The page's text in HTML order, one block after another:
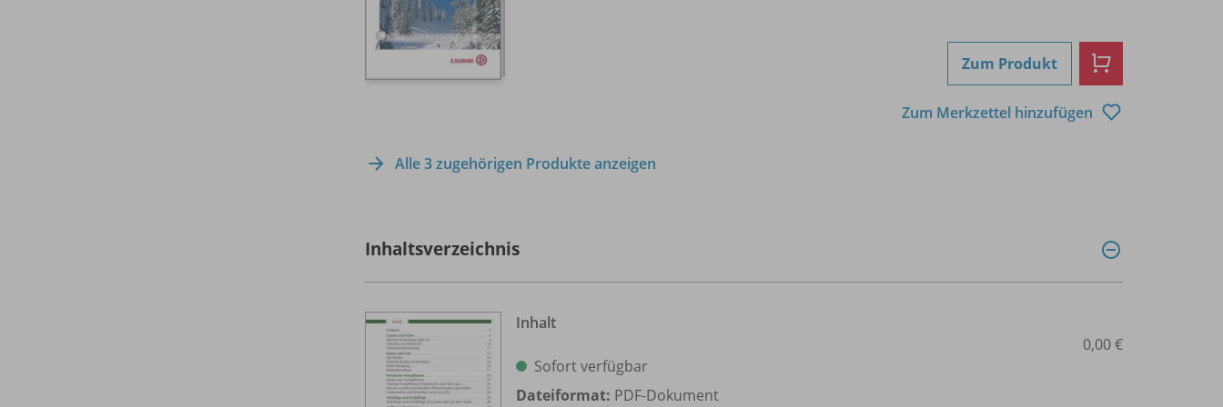
Zum Produkt
Zum Merkzettel hinzufügen
Alle 3 zugehörigen Produkte anzeigen
Inhaltsverzeichnis
Inhalt
Sofort verfügbar
Dateiformat: PDF-Dokument
0,00 €